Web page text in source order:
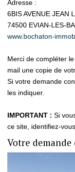
Adresse :
6BIS AVENUE JEAN
74500 EVIAN-LES-
www.bochaton-
Merci de compléter
mail une copie de
Si votre demande
les indiquer.
IMPORTANT : Si
ce site, identifiez-
Votre